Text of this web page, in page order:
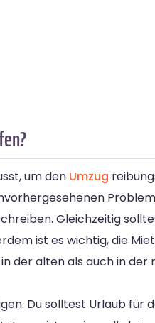
um den Umzug
Gleichzeitig
ist es wichtig, die
der alten als auch in der
Du solltest Urlaub für